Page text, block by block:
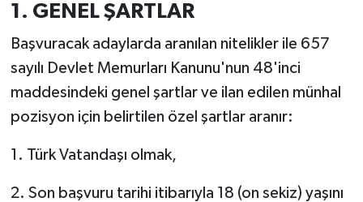
1. GENEL ŞARTLAR
Başvuracak adaylarda aranılan nitelikler ile 657
sayılı Devlet Memurları Kanunu'nun 48'inci
maddesindeki genel şartlar ve ilan edilen münhal
pozisyon için belirtilen özel şartlar aranır:
1. Türk Vatandaşı olmak,
2. Son başvuru tarihi itibarıyla 18 (on sekiz) yaşını